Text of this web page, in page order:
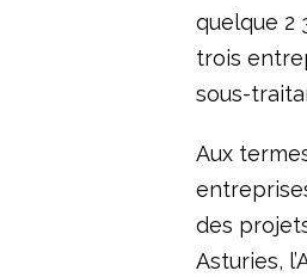
quelque 2
trois
sous-
Aux
des
Asturies,